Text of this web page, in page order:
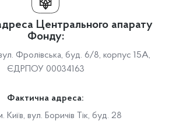
Центрального апарату
Фонду:
Фролівська, буд. 6/8, корпус 15А,
ЄДРПОУ 00034163
Фактична адреса:
Київ, вул. Боричів Тік, буд. 28